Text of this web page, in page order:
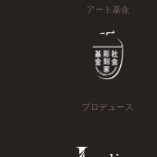
アート基金
プロデュース